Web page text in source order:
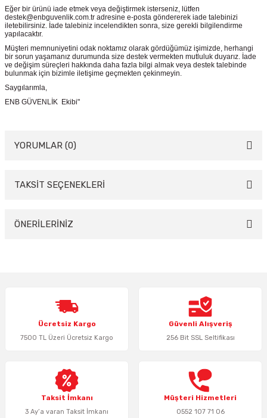
Eğer bir ürünü iade etmek veya değiştirmek isterseniz, lütfen
destek@enbguvenlik.com.tr adresine e-posta göndererek iade talebinizi
iletebilirsiniz. İade talebiniz incelendikten sonra, size gerekli bilgilendirme
yapılacaktır.
Müşteri memnuniyetini odak noktamız olarak gördüğümüz işimizde, herhangi
bir sorun yaşamanız durumunda size destek vermekten mutluluk duyarız. İade
ve değişim süreçleri hakkında daha fazla bilgi almak veya destek talebinde
bulunmak için bizimle iletişime geçmekten çekinmeyin.
Saygılarımla,
ENB GÜVENLİK Ekibi"
YORUMLAR (0)
Bu ürüne ilk yorumu siz yapın!
TAKSİT SEÇENEKLERİ
ÖNERİLERİNİZ
Ürün resmi kalitesiz, bozuk veya görüntülenemiyor.
Ürün açıklamasında eksik bilgiler bulunuyor.
Ürün bilgilerinde hatalar bulunuyor.
Bu ürüne benzer farklı alternatifler olmalı.
Ücretsiz Kargo
7500 TL Üzeri Ücretsiz Kargo
Güvenli Alışveriş
256 Bit SSL Seltifikası
Taksit İmkanı
3 Ay’a varan Taksit İmkanı
Müşteri Hizmetleri
0552 107 71 06